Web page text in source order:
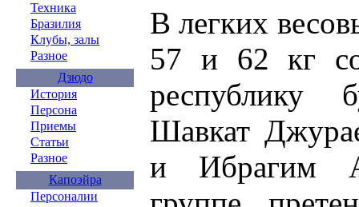
Техника
Бразилия
Клубы, залы
Разное
Дзюдо
История
Персона
Приемы
Статьи
Разное
Капоэйра
Персоналии
В легких
57 и 62 кг
республику
Шавкат
и Ибрагим